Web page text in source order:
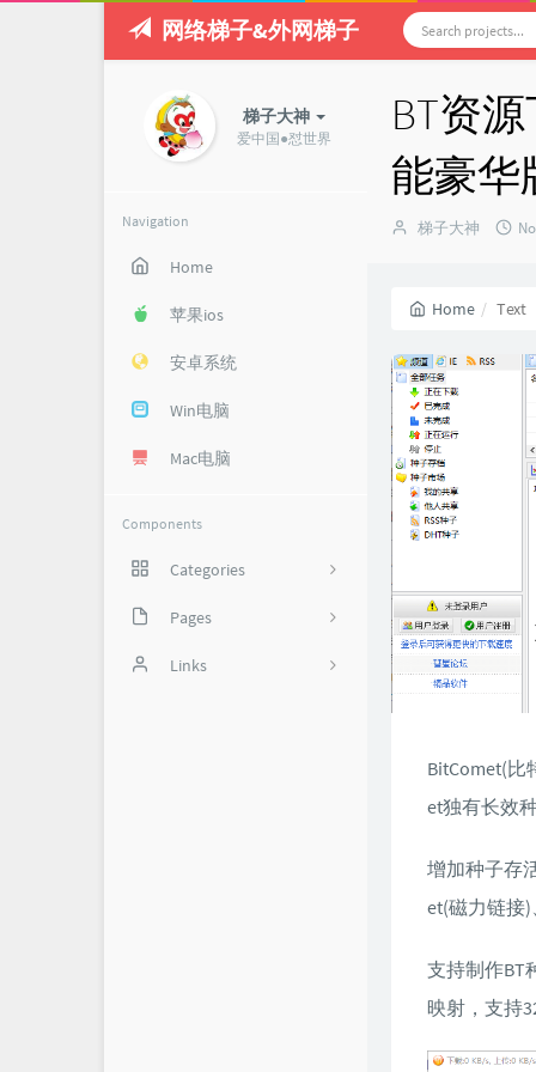
网络梯子&外网梯子
梯子大神
爱中国●怼世界
Navigation
Home
苹果ios
安卓系统
Win电脑
Mac电脑
Components
Categories
35
网络技巧
实用软件
Pages
备份页
Links
BT资
能豪华
Author：
梯子大神
发
Home Text
BitComet(
et独有长效
增加种子存
et(磁力链接
支持制作BT
映射，支持